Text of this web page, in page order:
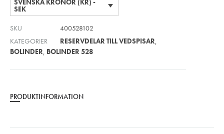
SVENSKA KRONOR (KR) -
SEK
SKU
400528102
KATEGORIER
RESERVDELAR TILL VEDSPISAR
BOLINDER BOLINDER 528
PRODUKTINFORMATION